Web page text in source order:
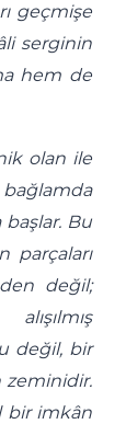
geçmişe
serginin
hem de
olan ile
bağlamda
başlar. Bu
parçaları
değil;
değil, bir
zeminidir.
bir imkân